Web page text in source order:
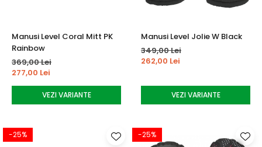
Manusi Level Coral Mitt PK
Rainbow
369,00 Lei
277,00 Lei
VEZI VARIANTE
Manusi Level Jolie W Black
349,00 Lei
262,00 Lei
VEZI VARIANTE
-25% -25%